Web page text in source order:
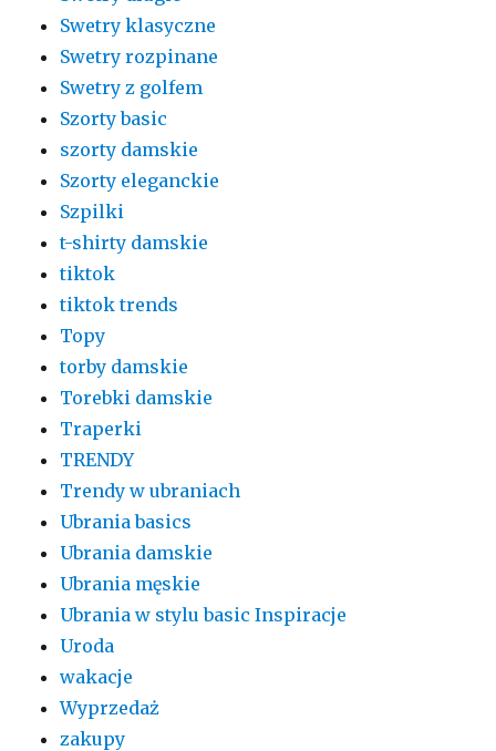
Swetry klasyczne
Swetry rozpinane
Swetry z golfem
Szorty basic
szorty damskie
Szorty eleganckie
Szpilki
t-shirty damskie
tiktok
tiktok trends
Topy
torby damskie
Torebki damskie
Traperki
TRENDY
Trendy w ubraniach
Ubrania basics
Ubrania damskie
Ubrania męskie
Ubrania w stylu basic Inspiracje
Uroda
wakacje
Wyprzedaż
zakupy